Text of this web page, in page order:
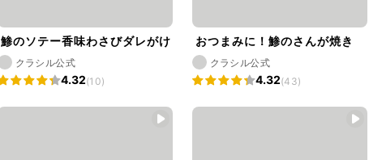
鯵のソテー香味わさびダレがけ
クラシル公式
4.32(10)
おつまみに！鯵のさんが焼き
クラシル公式
4.32(43)